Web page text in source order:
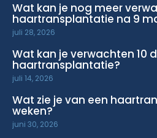
Wat kan je nog meer
haartransplantatie na 9
juli 28, 2026
Wat kan je verwachten 10
haartransplantatie?
juli 14, 2026
Wat zie je van een
weken?
juni 30, 2026